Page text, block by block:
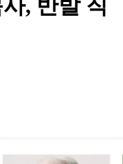
, 반발 직